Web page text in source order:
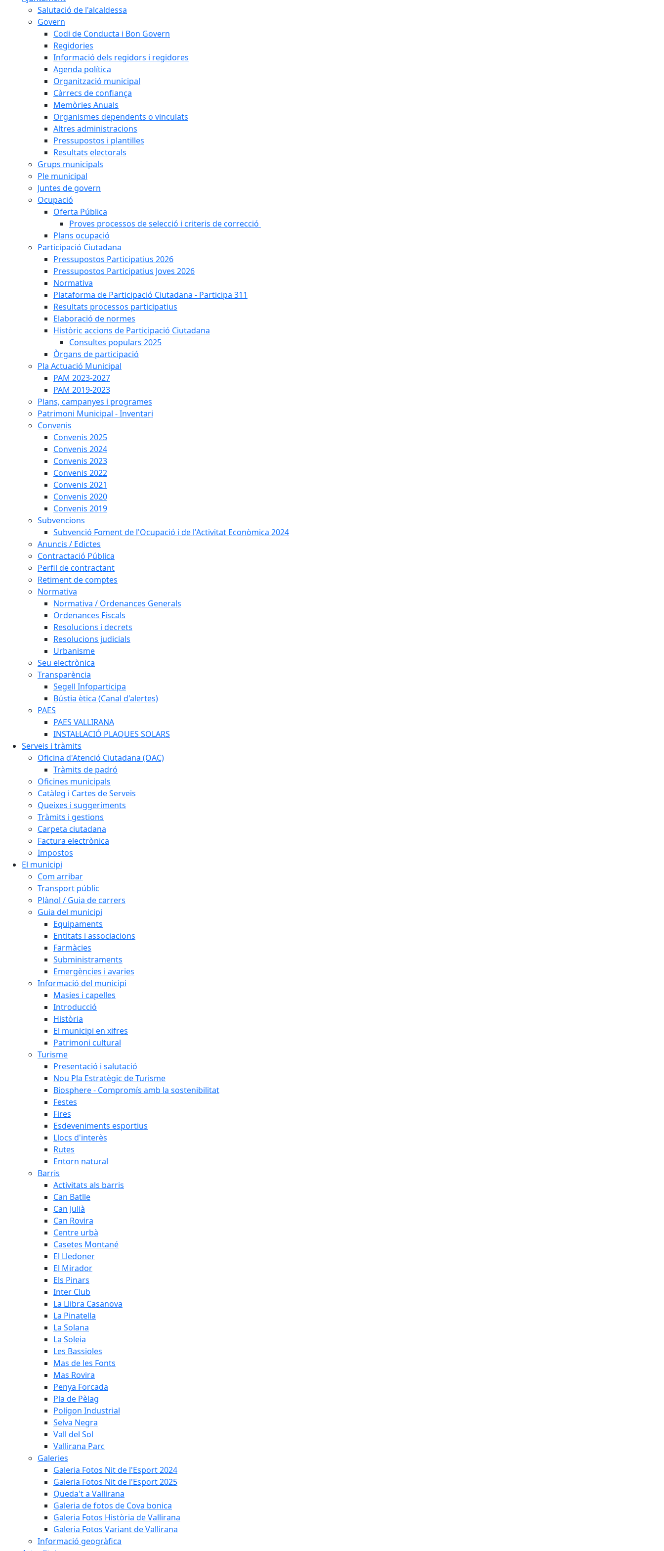
Salutació de l'alcaldessa
Govern
Codi de Conducta i Bon Govern
Regidories
Informació dels regidors i regidores
Agenda política
Organització municipal
Càrrecs de confiança
Memòries Anuals
Organismes dependents o vinculats
Altres administracions
Pressupostos i plantilles
Resultats electorals
Grups municipals
Ple municipal
Juntes de govern
Ocupació
Oferta Pública
Proves processos de selecció i criteris de correcció
Plans ocupació
Participació Ciutadana
Pressupostos Participatius 2026
Pressupostos Participatius Joves 2026
Normativa
Plataforma de Participació Ciutadana - Participa 311
Resultats processos participatius
Elaboració de normes
Històric accions de Participació Ciutadana
Consultes populars 2025
Òrgans de participació
Pla Actuació Municipal
PAM 2023-2027
PAM 2019-2023
Plans, campanyes i programes
Patrimoni Municipal - Inventari
Convenis
Convenis 2025
Convenis 2024
Convenis 2023
Convenis 2022
Convenis 2021
Convenis 2020
Convenis 2019
Subvencions
Subvenció Foment de l'Ocupació i de l'Activitat Econòmica 2024
Anuncis / Edictes
Contractació Pública
Perfil de contractant
Retiment de comptes
Normativa
Normativa / Ordenances Generals
Ordenances Fiscals
Resolucions i decrets
Resolucions judicials
Urbanisme
Seu electrònica
Transparència
Segell Infoparticipa
Bústia ètica (Canal d'alertes)
PAES
PAES VALLIRANA
INSTAL·LACIÓ PLAQUES SOLARS
Serveis i tràmits
Oficina d'Atenció Ciutadana (OAC)
Tràmits de padró
Oficines municipals
Catàleg i Cartes de Serveis
Queixes i suggeriments
Tràmits i gestions
Carpeta ciutadana
Factura electrònica
Impostos
El municipi
Com arribar
Transport públic
Plànol / Guia de carrers
Guia del municipi
Equipaments
Entitats i associacions
Farmàcies
Subministraments
Emergències i avaries
Informació del municipi
Masies i capelles
Introducció
Història
El municipi en xifres
Patrimoni cultural
Turisme
Presentació i salutació
Nou Pla Estratègic de Turisme
Biosphere - Compromís amb la sostenibilitat
Festes
Fires
Esdeveniments esportius
Llocs d'interès
Rutes
Entorn natural
Barris
Activitats als barris
Can Batlle
Can Julià
Can Rovira
Centre urbà
Casetes Montané
El Lledoner
El Mirador
Els Pinars
Inter Club
La Llibra Casanova
La Pinatella
La Solana
La Soleia
Les Bassioles
Mas de les Fonts
Mas Rovira
Penya Forcada
Pla de Pèlag
Polígon Industrial
Selva Negra
Vall del Sol
Vallirana Parc
Galeries
Galeria Fotos Nit de l'Esport 2024
Galeria Fotos Nit de l'Esport 2025
Queda't a Vallirana
Galeria de fotos de Cova bonica
Galeria Fotos Història de Vallirana
Galeria Fotos Variant de Vallirana
Informació geogràfica